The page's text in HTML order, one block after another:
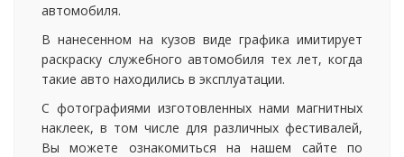
автомобиля.
В нанесенном на кузов виде графика имитирует
раскраску служебного автомобиля тех лет, когда
такие авто находились в эксплуатации.
С фотографиями изготовленных нами магнитных
наклеек, в том числе для различных фестивалей,
Вы можете ознакомиться на нашем сайте по